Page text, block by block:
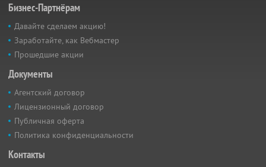
Бизнес-Партнёрам
Давайте сделаем акцию!
Заработайте, как Вебмастер
Прошедшие акции
Документы
Агентский договор
Лицензионный договор
Публичная оферта
Политика конфиденциальности
Контакты